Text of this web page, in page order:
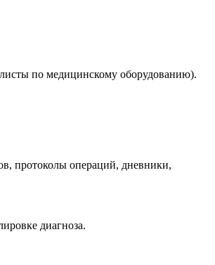
по медицинскому оборудованию).
протоколы операций, дневники,
диагноза.